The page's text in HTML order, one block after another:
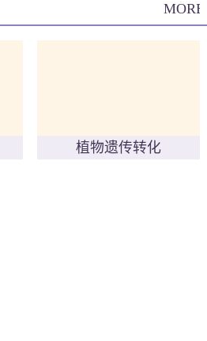
植物遗传转化
MORE